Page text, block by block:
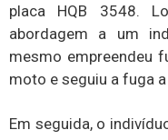
placa HQB 3548.
abordagem a um
mesmo empreendeu
moto e seguiu a fuga a
Em seguida, o